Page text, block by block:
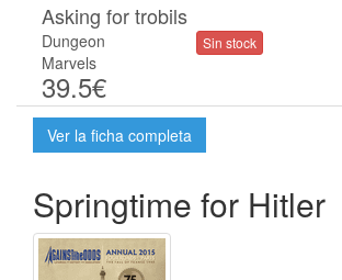
Asking for trobils
Dungeon
Marvels
39.5€
Sin stock
Ver la ficha completa
Springtime for Hitler